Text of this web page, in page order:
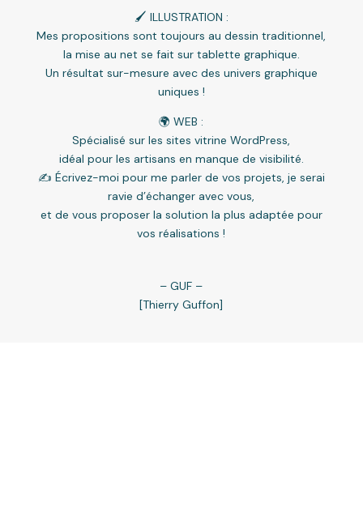
🖌 ILLUSTRATION :
Mes propositions sont toujours au dessin traditionnel,
la mise au net se fait sur tablette graphique.
Un résultat sur-mesure avec des univers graphique
uniques !
🌍 WEB :
Spécialisé sur les sites vitrine WordPress,
idéal pour les artisans en manque de visibilité.
✍️ Écrivez-moi pour me parler de vos projets, je serai
ravie d’échanger avec vous,
et de vous proposer la solution la plus adaptée pour
vos réalisations !
– GUF –
[Thierry Guffon]